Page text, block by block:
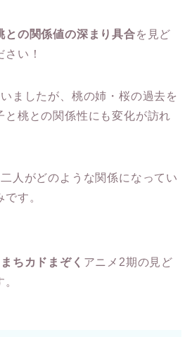
との関係値の深まり具合を見ど
い！
ましたが、桃の姉・桜の過去を
と桃との関係性にも変化が訪れ
人がどのような関係になってい
す。
まちカドまぞく アニメ2期の見ど
。